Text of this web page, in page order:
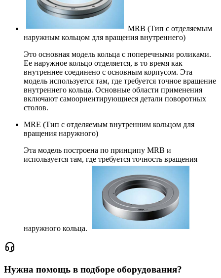
MRB (Тип с отделяемым
наружным кольцом для вращения внутреннего)
Это основная модель кольца с поперечными роликами.
Ее наружное кольцо отделяется, в то время как
внутреннее соединено с основным корпусом. Эта
модель используется там, где требуется точное вращение
внутреннего кольца. Основные области применения
включают самоориентирующиеся детали поворотных
столов.
MRE (Тип с отделяемым внутренним кольцом для
вращения наружного)
Эта модель построена по принципу MRB и
используется там, где требуется точность вращения
наружного кольца.
Нужна помощь в подборе оборудования?